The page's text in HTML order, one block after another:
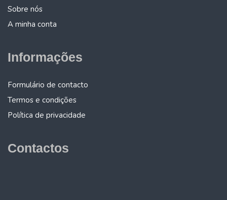
Sobre nós
A minha conta
Informações
Formulário de contacto
Termos e condições
Política de privacidade
Contactos